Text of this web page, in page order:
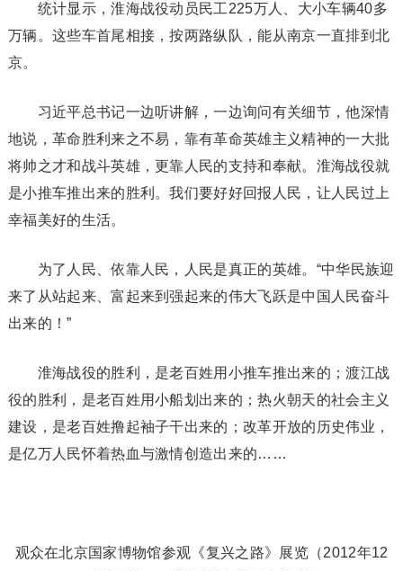
统计显示，淮海战役动员民工225万人、大小车辆40多
万辆。这些车首尾相接，按两路纵队，能从南京一直排到北
京。
习近平总书记一边听讲解，一边询问有关细节，他深情
地说，革命胜利来之不易，靠有革命英雄主义精神的一大批
将帅之才和战斗英雄，更靠人民的支持和奉献。淮海战役就
是小推车推出来的胜利。我们要好好回报人民，让人民过上
幸福美好的生活。
为了人民、依靠人民，人民是真正的英雄。“中华民族迎
来了从站起来、富起来到强起来的伟大飞跃是中国人民奋斗
出来的！”
淮海战役的胜利，是老百姓用小推车推出来的；渡江战
役的胜利，是老百姓用小船划出来的；热火朝天的社会主义
建设，是老百姓撸起袖子干出来的；改革开放的历史伟业，
是亿万人民怀着热血与激情创造出来的……
观众在北京国家博物馆参观《复兴之路》展览（2012年12